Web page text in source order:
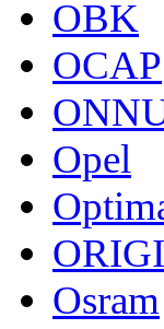
OBK
OCAP
Opel
Osram